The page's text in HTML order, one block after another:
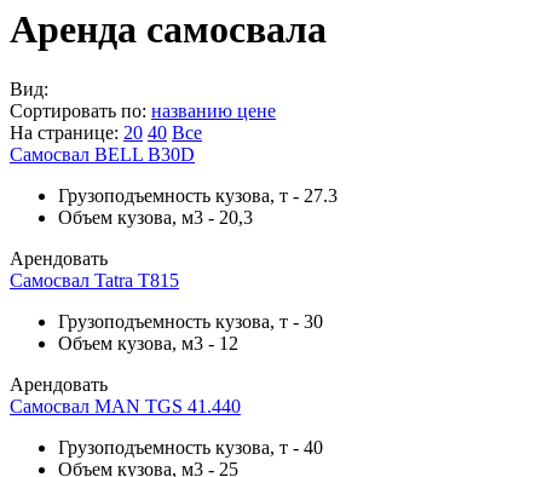
Аренда самосвала
Вид:
Сортировать по: названию цене
На странице: 20 40 Все
Самосвал BELL B30D
Грузоподъемность кузова, т - 27.3
Объем кузова, м3 - 20,3
Арендовать
Самосвал Tatra T815
Грузоподъемность кузова, т - 30
Объем кузова, м3 - 12
Арендовать
Самосвал MAN TGS 41.440
Грузоподъемность кузова, т - 40
Объем кузова, м3 - 25